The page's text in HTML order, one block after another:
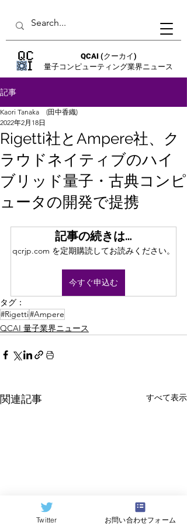
QCAI (クーカイ)
量子コンピューティング業界ニュース
記事
Rigetti社とAmpere社、ク
ラウドネイティブのハイ
ブリッド量子・古典コンピ
ュータの開発で提携
Kaori Tanaka (田中香織)
2022年2月18日
記事の続きは…
qcrjp.com を定期購読してお読みください。
今すぐ申込む
タグ：
#Rigetti#Ampere
QCAI 量子業界ニュース
関連記事 すべて表示
Twitter お問い合わせフォーム